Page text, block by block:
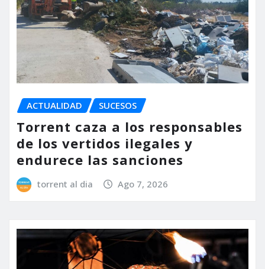
ACTUALIDAD SUCESOS
Torrent caza a los responsables
de los vertidos ilegales y
endurece las sanciones
torrent al dia Ago 7, 2026